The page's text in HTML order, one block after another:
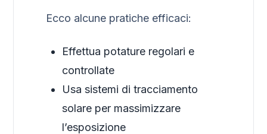
Ecco alcune pratiche efficaci:
Effettua potature regolari e
controllate
Usa sistemi di tracciamento
solare per massimizzare
l’esposizione